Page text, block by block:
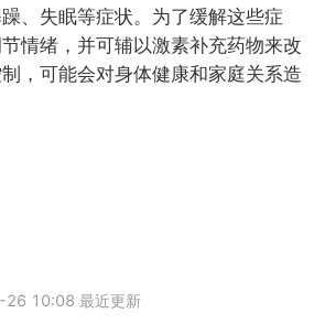
、失眠等症状。为了缓解这些症
情绪，并可辅以激素补充药物来改
，可能会对身体健康和家庭关系造
10:08 最近更新